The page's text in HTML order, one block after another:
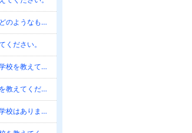
イギリスの学校の授業はどのようなものでしょうか？
ください。
スピーキングに特化した学校を教えてください。
ビジネス英語に強い学校を教えてください。
英語教師の資格が取れる学校はありますか？